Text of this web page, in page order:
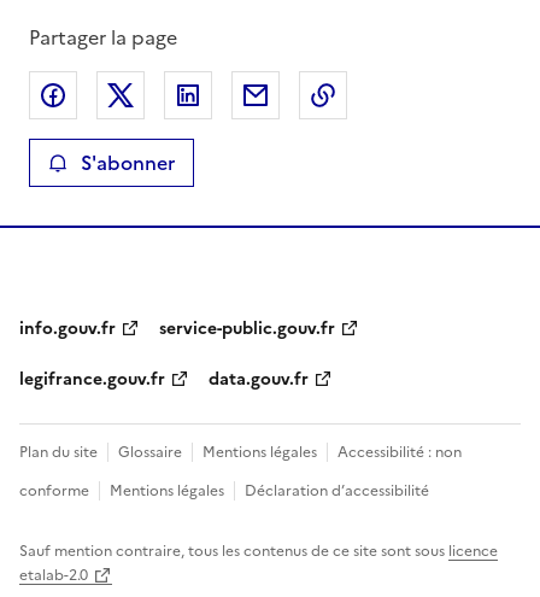
Partager la page
Partager sur Facebook
Partager sur XPartager sur LinkedIn
Partager par email
S'abonner
info.gouv.fr
service-public.gouv.fr
legifrance.gouv.fr
data.gouv.fr
Plan du site Glossaire Mentions légales
Accessibilité : non
conforme
Mentions légales Déclaration d’accessibilité
Sauf mention contraire, tous les contenus de ce site sont sous licence
etalab-2.0